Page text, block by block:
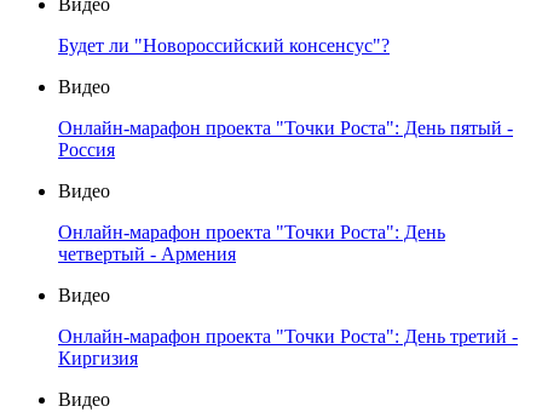
Видео
Будет ли "Новороссийский консенсус"?
Видео
Онлайн-марафон проекта "Точки Роста": День пятый -
Россия
Видео
Онлайн-марафон проекта "Точки Роста": День
четвертый - Армения
Видео
Онлайн-марафон проекта "Точки Роста": День третий -
Киргизия
Видео